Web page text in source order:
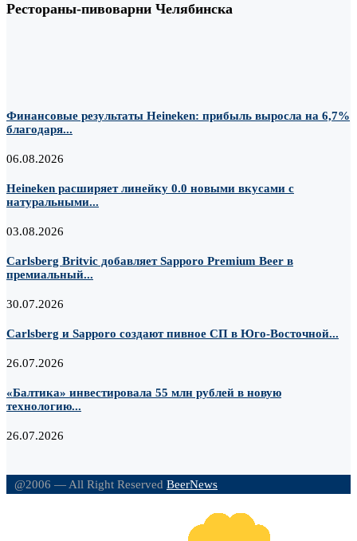
Рестораны-пивоварни Челябинска
Финансовые результаты Heineken: прибыль выросла на 6,7%
благодаря...
06.08.2026
Heineken расширяет линейку 0.0 новыми вкусами с
натуральными...
03.08.2026
Carlsberg Britvic добавляет Sapporo Premium Beer в
премиальный...
30.07.2026
Carlsberg и Sapporo создают пивное СП в Юго-Восточной...
26.07.2026
«Балтика» инвестировала 55 млн рублей в новую
технологию...
26.07.2026
@2006 — All Right Reserved BeerNews